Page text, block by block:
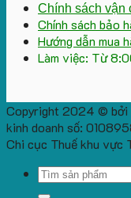
Chính sách vận
Chính sách bảo
Hướng dẫn mua
Làm việc: Từ
Copyright 2024 © bởi
kinh doanh số:
Chi cục Thuế khu vực
Search
for: